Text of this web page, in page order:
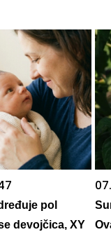
pol
devojčica, XY